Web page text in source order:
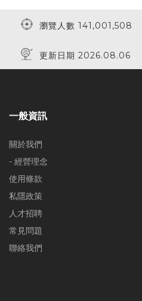
瀏覽人數 141,001,508
更新日期 2026.08.06
一般資訊
關於我們
- 經營理念
使用條款
私隱政策
人才招聘
常見問題
聯絡我們